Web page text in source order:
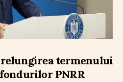
termenului
PNRR